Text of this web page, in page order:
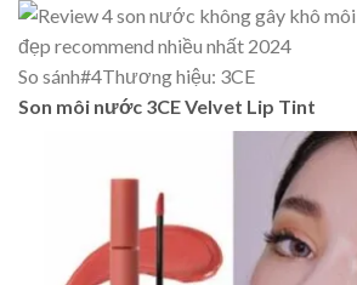
So sánh#4Thương hiệu: 3CE
Son môi nước 3CE Velvet Lip Tint